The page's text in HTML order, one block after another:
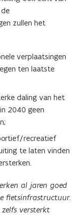
zullen het
verplaatsingen
ten laatste
daling van het
2040 geen
recreatief
te laten vinden
al jaren goed
fietsinfrastructuur.
versterkt